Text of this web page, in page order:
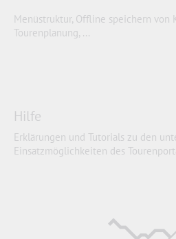
Menüstruktur, Offline speichern von
Tourenplanung, ...
Hilfe
Erklärungen und Tutorials zu den
Einsatzmöglichkeiten des